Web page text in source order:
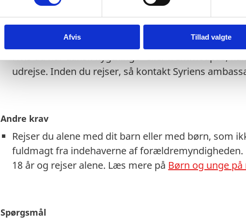
Afvis Tillad valgte
Tjek på forhånd om et eventuelt transitland på
EU-nødpas. Kontakt transitlandets ambassade.
Visse viseringer og stempler i dit pas kan medføre,
Hvis du har dansk flygtninge- eller fremmedpas,
udrejse. Inden du rejser, så kontakt Syriens
Andre krav
Rejser du alene med dit barn eller med børn, som
fuldmagt fra indehaverne af
18 år og rejser alene. Læs mere på Børn og unge på
Spørgsmål